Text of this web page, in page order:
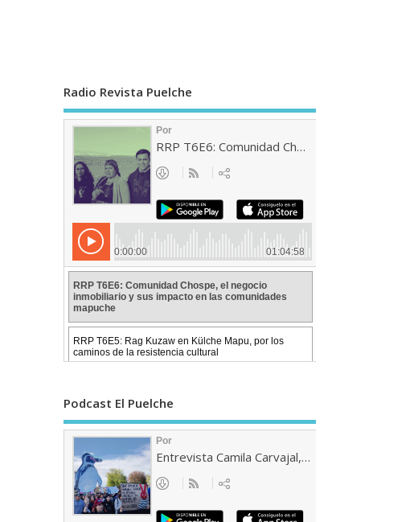
Radio Revista Puelche
Podcast El Puelche